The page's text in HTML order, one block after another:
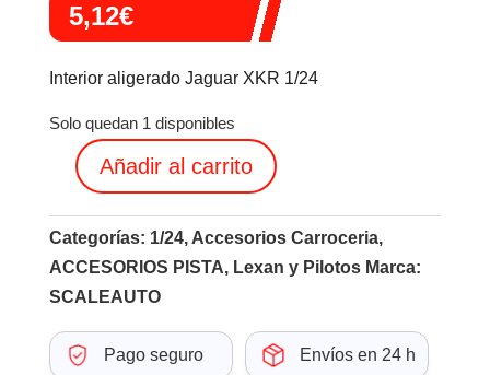
5,12€
Interior aligerado Jaguar XKR 1/24
Solo quedan 1 disponibles
SC7903
Añadir al carrito
Categorías: 1/24, Accesorios Carroceria,
ACCESORIOS PISTA, Lexan y Pilotos Marca:
SCALEAUTO
Pago seguro Envíos en 24 h